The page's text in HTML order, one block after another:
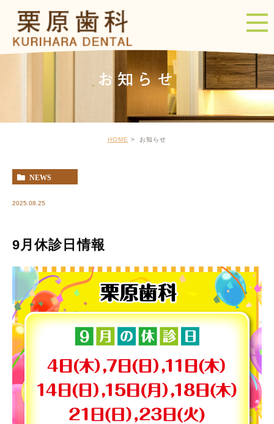
お知らせ
HOME お知らせ
NEWS
2025.08.25
9月休診日情報